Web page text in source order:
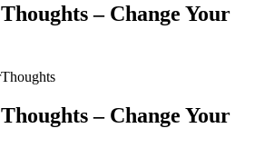
– Change Your
– Change Your